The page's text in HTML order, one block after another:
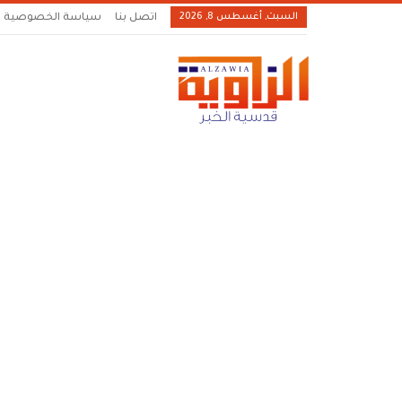
السبت, أغسطس 8, 2026 اتصل بنا سياسة الخصوصية